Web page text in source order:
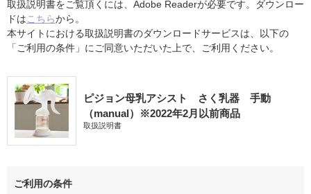
取扱説明書をご覧頂くには、Adobe Readerが必要です。ダウンロー
ドは こちらから。
本サイトにおける取扱説明書のダウンロードサービスは、以下の
「ご利用の条件」にご同意いただいた上で、ご利用ください。
ピジョン母乳アシスト さく乳器 手動
（manual）※2022年2月以前商品
取扱説明書
ご利用の条件